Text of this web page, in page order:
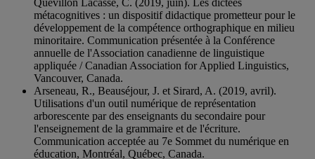
Quevillon Lacasse, C. (2019, juin). Les dictées
métacognitives : un dispositif didactique prometteur pour le
développement de la compétence orthographique en milieu
minoritaire. Communication présentée à la Conférence
annuelle de l'Association canadienne de linguistique
appliquée / Canadian Association for Applied Linguistics,
Vancouver, Canada.
Arseneau, R., Beauséjour, J. et Sirard, A. (2019, avril).
Utilisations d'un outil numérique de représentation
arborescente par des enseignants du secondaire pour
l'enseignement de la grammaire et de l'écriture.
Communication acceptée au 7e Sommet du numérique en
éducation, Montréal, Québec, Canada.